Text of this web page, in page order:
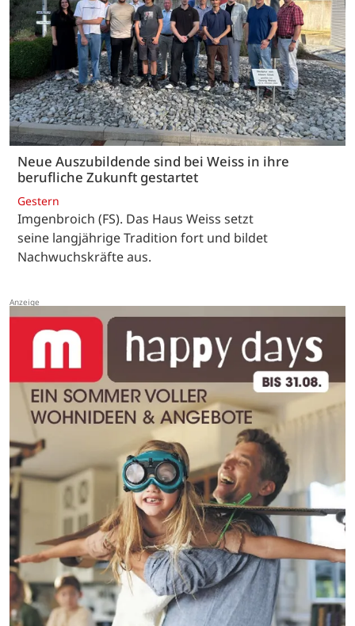
Neue Auszubildende sind bei Weiss in ihre
berufliche Zukunft gestartet
Gestern
Imgenbroich (FS). Das Haus Weiss setzt
seine langjährige Tradition fort und bildet
Nachwuchskräfte aus.